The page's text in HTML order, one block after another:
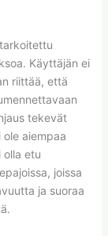
Käyttäjän ei
riittää, että
tekevät
aiempaa
olla etu
joissa
ja suoraa